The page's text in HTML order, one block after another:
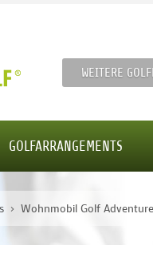
WEITERE
GOLFARRANGEMENTS
Wohnmobil Golf